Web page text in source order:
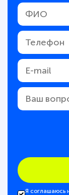
Я соглашаюсь